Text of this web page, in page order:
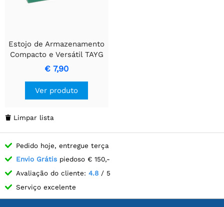
Estojo de Armazenamento
Compacto e Versátil TAYG
€ 7,90
Ver produto
 Limpar lista
Pedido hoje, entregue terça
Envio Grátis piedoso € 150,-
Avaliação do cliente: 4.8 / 5
Serviço excelente